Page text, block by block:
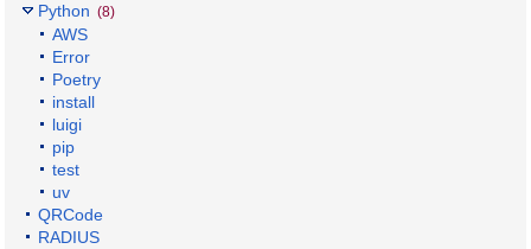
Python (8)
AWS
Error
Poetry
install
luigi
pip
test
uv
QRCode
RADIUS